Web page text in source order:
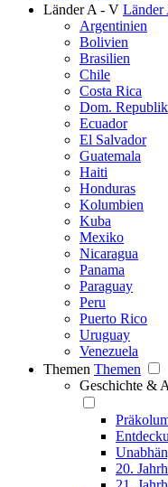
Länder A - V Länder
Argentinien
Bolivien
Brasilien
Chile
Costa Rica
Dom. Republik
Ecuador
El Salvador
Guatemala
Haiti
Honduras
Kolumbien
Kuba
Mexiko
Nicaragua
Panama
Paraguay
Peru
Puerto Rico
Uruguay
Venezuela
Themen Themen
Geschichte &
20.